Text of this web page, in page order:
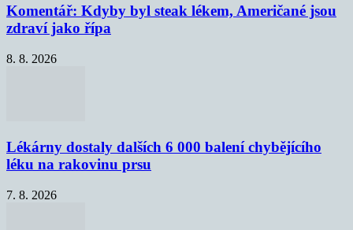
Komentář: Kdyby byl steak lékem, Američané jsou
zdraví jako řípa
8. 8. 2026
Lékárny dostaly dalších 6 000 balení chybějícího
léku na rakovinu prsu
7. 8. 2026